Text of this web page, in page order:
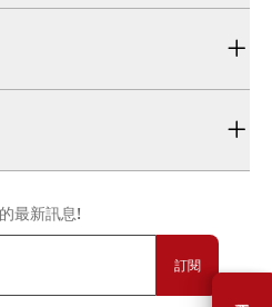
最新訊息!
訂閱